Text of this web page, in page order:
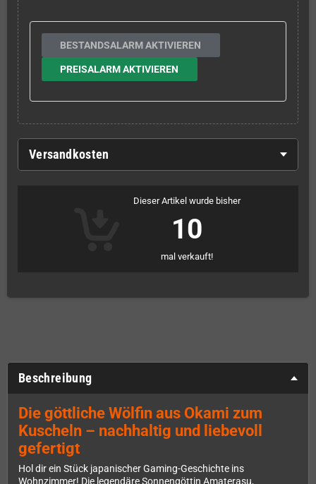
BESTANDSALARM AKTIVIEREN
PREISALARM AKTIVIEREN
Versandkosten
Dieser Artikel wurde bisher
10
mal verkauft!
Beschreibung
Die göttliche Wölfin aus Okami zum
Kuscheln – nachhaltig und liebevoll
gefertigt
Hol dir ein Stück japanischer Gaming-Geschichte ins